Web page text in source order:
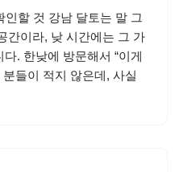
할 것 강남 달토는 말 그
간이라, 낮 시간에는 그 가
. 한낮에 방문해서 “이게
들이 적지 않은데, 사실